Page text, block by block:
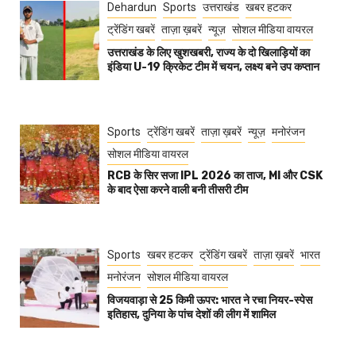
Dehardun Sports उत्तराखंड खबर हटकर
ट्रेंडिंग खबरें ताज़ा ख़बरें न्यूज़ सोशल मीडिया वायरल
उत्तराखंड के लिए खुशखबरी, राज्य के दो खिलाड़ियों का
इंडिया U-19 क्रिकेट टीम में चयन, लक्ष्य बने उप कप्तान
Sports ट्रेंडिंग खबरें ताज़ा ख़बरें न्यूज़ मनोरंजन
सोशल मीडिया वायरल
RCB के सिर सजा IPL 2026 का ताज, MI और CSK
के बाद ऐसा करने वाली बनी तीसरी टीम
Sports खबर हटकर ट्रेंडिंग खबरें ताज़ा ख़बरें भारत
मनोरंजन सोशल मीडिया वायरल
विजयवाड़ा से 25 किमी ऊपर: भारत ने रचा नियर-स्पेस
इतिहास, दुनिया के पांच देशों की लीग में शामिल